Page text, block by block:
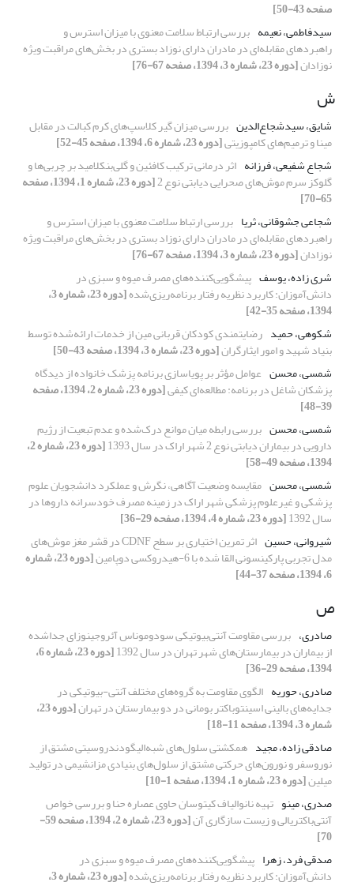
صفحه 43-50]
سیدفاطمی، نعیمه بررسی ارتباط سلامت معنوی با میزان استرس و
راهبردهای مقابله‌ای‌‌ در مادران دارای نوزاد بستری در بخش‌های مراقبت ویژه
نوزادان[دوره 23، شماره 3، 1394، صفحه 67-76]
ش
شایق، سیدشجاع‌الدین بررسی میزان گیر کلاسپ‌های کرم کبالت در مقابل
مینا و ترمیم‌های کامپوزیتی[دوره 23، شماره 6، 1394، صفحه 45-52]
شجاع شفیعی، فرزانه اثر درمانی ترکیب کافئین و گلی‌بنکلامید بر چربی‌ها و
گلوکز سرم موش‌های صحرایی دیابتی نوع 2 [دوره 23، شماره 1، 1394، صفحه
65-70]
شجاعی جشوقانی، ثریا بررسی ارتباط سلامت معنوی با میزان استرس و
راهبردهای مقابله‌ای‌‌ در مادران دارای نوزاد بستری در بخش‌های مراقبت ویژه
نوزادان[دوره 23، شماره 3، 1394، صفحه 67-76]
شری زاده، یوسف پیشگویی‌کننده‌های مصرف میوه و سبزی در
دانش‌آموزان: کاربرد نظریه رفتار برنامه‌ریزی‌شده [دوره 23، شماره 3،
1394، صفحه 35-42]
شکوهی، حمید رضایتمندی کودکان قربانی مین از خدمات ارائه‌شده توسط
بنیاد شهید و امور ایثارگران[دوره 23، شماره 3، 1394، صفحه 43-50]
شمسی، محسن عوامل مؤثر بر پویاسازی برنامه پزشک خانواده از دیدگاه
پزشکان شاغل در برنامه: مطالعه‌ای کیفی [دوره 23، شماره 2، 1394، صفحه
39-48]
شمسی، محسن بررسی رابطه میان موانع درک‌شده و عدم تبعیت از رژیم
دارویی در بیماران دیابتی نوع 2 شهر اراک در سال 1393 [دوره 23، شماره 2،
1394، صفحه 49-58]
شمسی، محسن مقایسه وضعیت آگاهی، نگرش و عملکرد دانشجویان علوم
پزشکی و غیرعلوم پزشکی شهر اراک در زمینه مصرف خودسرانه داروها در
سال 1392
[دوره 23، شماره 4، 1394، صفحه 29-36]
شیروانی، حسین
اثر تمرین اختیاری بر سطح CDNF در قشر مغز موش‌های
مدل تجربی پارکینسونی القا‌‌ شده با 6-هیدروکسی دوپامین [دوره 23، شماره
6، 1394، صفحه 37-44]
ص
صادری، بررسی مقاومت آنتی‌بیوتیکی سودوموناس آئروجینوزای جدا‌شده
از بیماران در بیمارستان‌های شهر تهران در سال 1392 [دوره 23، شماره 6،
1394، صفحه 29-36]
صادری، حوریه ‌الگوی مقاومت به گروه‌های مختلف آنتی-بیوتیکی در
جدایه‌های بالینی اسینتوباکتر بومانی در دو بیمارستان در تهران [دوره 23،
شماره 3، 1394، صفحه 11-18]
صادقی زاده، مجید همکشتی سلول‌های شبه‌الیگودندروسیتی مشتق از
نوروسفر و نورون‌های حرکتی مشتق از سلول‌های بنیادی مزانشیمی در تولید
میلین[دوره 23، شماره 1، 1394، صفحه 1-10]
صدری، مینو تهیه نانوالیاف کیتوسان حاوی عصاره حنا و بررسی خواص
آنتی‌باکتریالی و زیست سازگاری آن [دوره 23، شماره 2، 1394، صفحه 59-
70]
صدقی فرد، زهرا پیشگویی‌کننده‌های مصرف میوه و سبزی در
دانش‌آموزان: کاربرد نظریه رفتار برنامه‌ریزی‌شده [دوره 23، شماره 3،